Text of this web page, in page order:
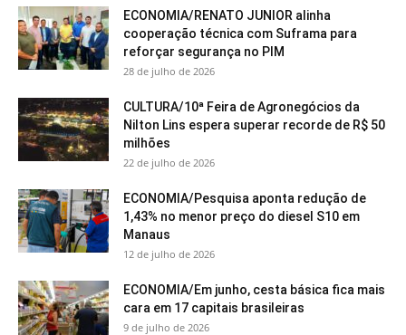
ECONOMIA/RENATO JUNIOR alinha
cooperação técnica com Suframa para
reforçar segurança no PIM
28 de julho de 2026
CULTURA/10ª Feira de Agronegócios da
Nilton Lins espera superar recorde de R$ 50
milhões
22 de julho de 2026
ECONOMIA/Pesquisa aponta redução de
1,43% no menor preço do diesel S10 em
Manaus
12 de julho de 2026
ECONOMIA/Em junho, cesta básica fica mais
cara em 17 capitais brasileiras
9 de julho de 2026